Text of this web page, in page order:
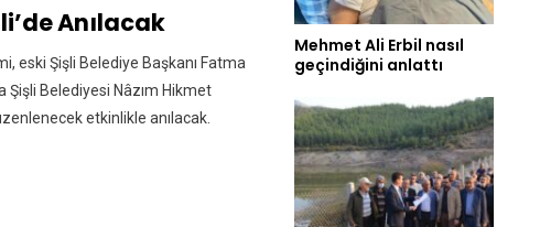
Anılacak
eski Şişli Belediye Başkanı Fatma
Şişli Belediyesi Nâzım Hikmet
etkinlikle anılacak.
Mehmet Ali Erbil nasıl
geçindiğini anlattı